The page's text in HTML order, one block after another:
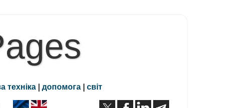
техніка | допомога | світ